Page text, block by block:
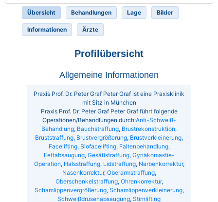
Übersicht Behandlungen Lage Bilder
Informationen Ärzte
Profilübersicht
Allgemeine Informationen
Praxis Prof. Dr. Peter Graf Peter Graf ist eine Praxisklinik
mit Sitz in München
Praxis Prof. Dr. Peter Graf Peter Graf führt folgende
Operationen/Behandlungen durch:Anti-Schweiß-
Behandlung, Bauchstraffung, Brustrekonstruktion,
Bruststraffung, Brustvergrößerung, Brustverkleinerung,
Facelifting, Biofacelifting, Faltenbehandlung,
Fettabsaugung, Gesäßstraffung, Gynäkomastie-
Operation, Halsstraffung, Lidstraffung, Narbenkorrektur,
Nasenkorrektur, Oberarmstraffung,
Oberschenkelstraffung, Ohrenkorrektur,
Schamlippenvergrößerung, Schamlippenverkleinerung,
Schweißdrüsenabsaugung, Stirnlifting